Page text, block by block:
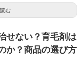
む
せない？育毛剤は
か？商品の選び方